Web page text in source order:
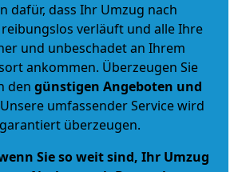
dafür, dass Ihr Umzug nach
verläuft und alle Ihre
und unbeschadet an Ihrem
ankommen. Überzeugen Sie
den günstigen Angeboten und
Unsere umfassender Service wird
überzeugen.
Sie so weit sind, Ihr Umzug